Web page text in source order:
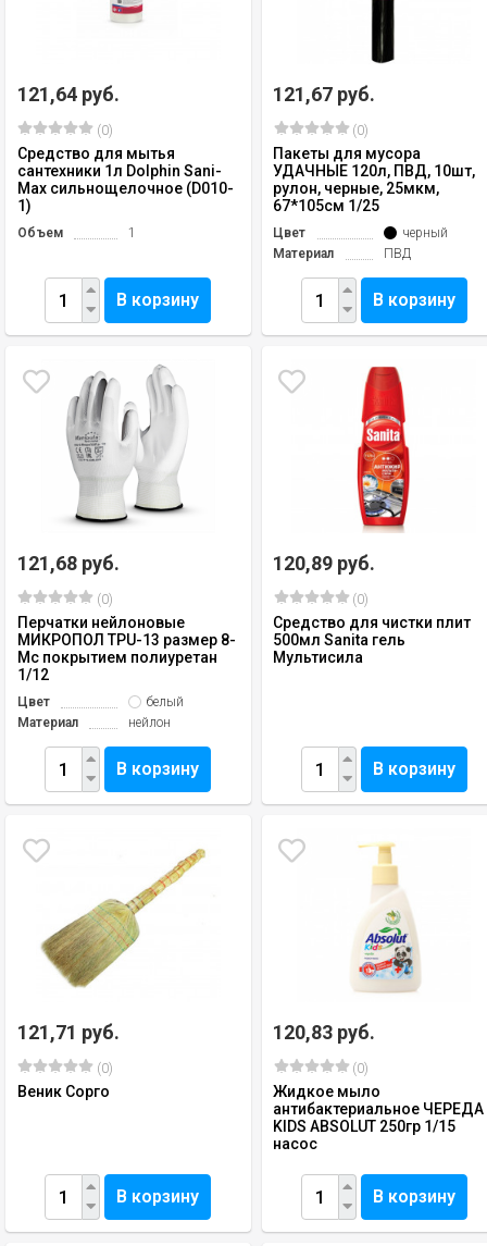
121,64 руб.
(0)
Средство для мытья
сантехники 1л Dolphin Sani-
Mах сильнощелочное (D010-
1)
Объем 1
В корзину
121,67 руб.
(0)
Пакеты для мусора
УДАЧНЫЕ 120л, ПВД, 10шт,
рулон, черные, 25мкм,
67*105см 1/25
Цвет
черный
Материал
ПВД
В корзину
121,68 руб.
(0)
Перчатки нейлоновые
МИКРОПОЛ TPU-13 размер 8-
Мс покрытием полиуретан
1/12
Цвет
белый
Материал
нейлон
В корзину
120,89 руб.
(0)
Средство для чистки плит
500мл Sanita гель
Мультисила
В корзину
121,71 руб.
(0)
Веник Сорго
В корзину
120,83 руб.
(0)
Жидкое мыло
антибактериальное ЧЕРЕДА
KIDS ABSOLUT 250гр 1/15
насос
В корзину